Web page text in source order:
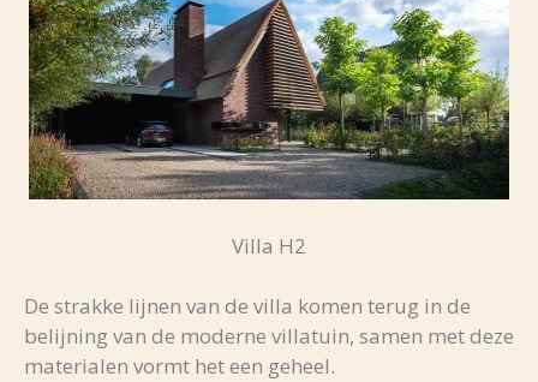
Villa H2
De strakke lijnen van de villa komen terug in de
belijning van de moderne villatuin, samen met deze
materialen vormt het een geheel.